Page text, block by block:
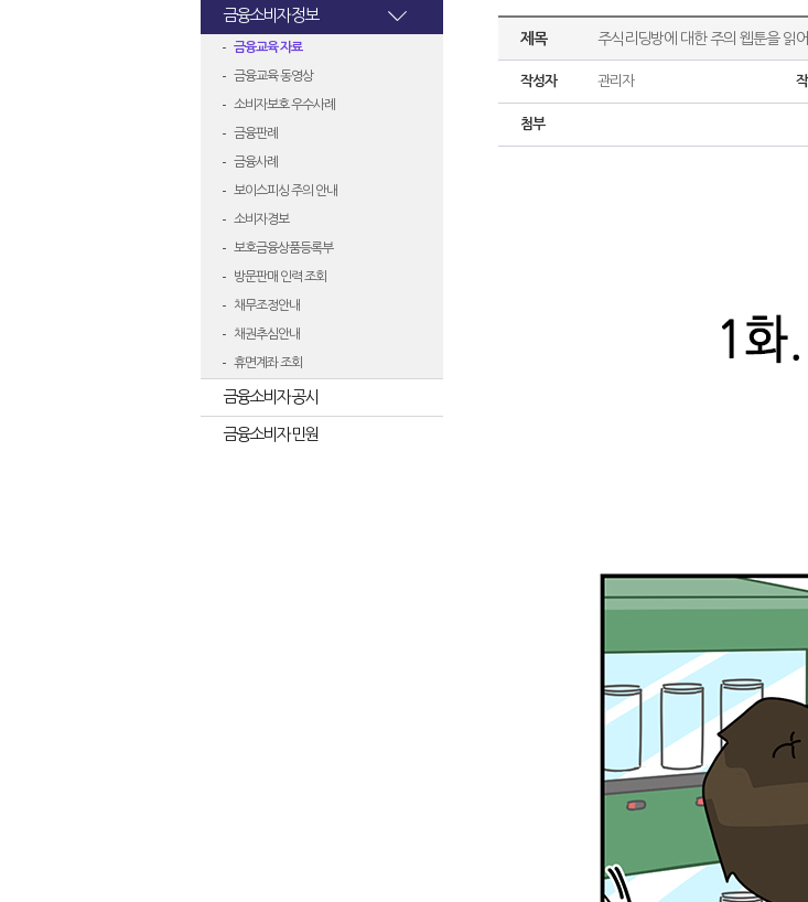
금융소비자 정보
금융교육 자료
금융교육 동영상
소비자보호 우수사례
금융판례
금융사례
보이스피싱 주의 안내
소비자경보
보호금융상품등록부
방문판매 인력 조회
채무조정안내
채권추심안내
휴면계좌 조회
금융소비자 공시
금융소비자 민원
제목 주식리딩방에 대한 주의 웹툰을 읽
작성자 관리자
첨부